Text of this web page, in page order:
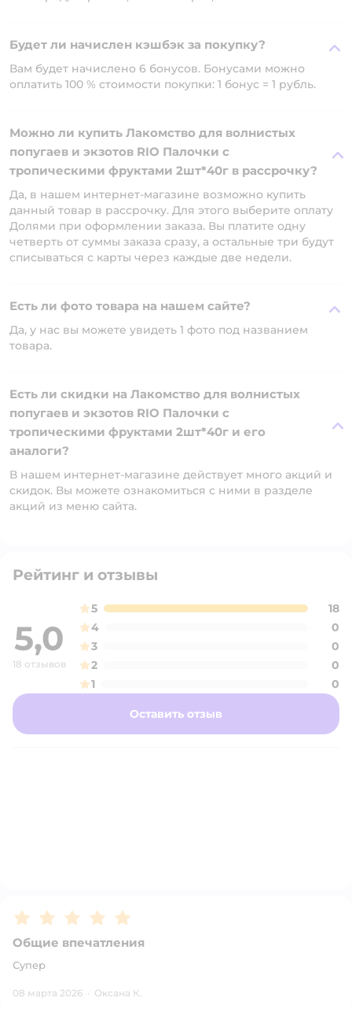
Будет ли начислен кэшбэк за покупку?
Вам будет начислено 6 бонусов. Бонусами можно
оплатить 100 % стоимости покупки: 1 бонус = 1 рубль.
Можно ли купить Лакомство для волнистых
попугаев и экзотов RIO Палочки с
тропическими фруктами 2шт*40г в рассрочку?
Да, в нашем интернет-магазине возможно купить
данный товар в рассрочку. Для этого выберите оплату
Долями при оформлении заказа. Вы платите одну
четверть от суммы заказа сразу, а остальные три будут
списываться с карты через каждые две недели.
Есть ли фото товара на нашем сайте?
Да, у нас вы можете увидеть 1 фото под названием
товара.
Есть ли скидки на Лакомство для волнистых
попугаев и экзотов RIO Палочки с
тропическими фруктами 2шт*40г и его
аналоги?
В нашем интернет-магазине действует много акций и
скидок. Вы можете ознакомиться с ними в разделе
акций из меню сайта.
Рейтинг и отзывы
5,0
18 отзывов
5
18
4
0
3
0
2
0
1
0
Оставить отзыв
Рейтинг:5
Общие впечатления
Супер
08 марта 2026 · Оксана К.